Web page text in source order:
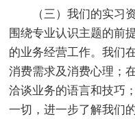
（三）我们的实习
围绕专业认识主题的前
的业务经营工作。我们
消费需求及消费心理；
洽谈业务的语言和技巧
一切，进一步了解我们